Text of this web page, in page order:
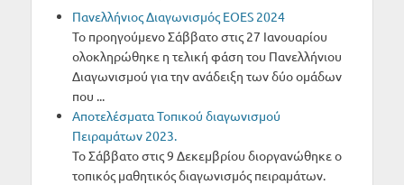
Πανελλήνιος Διαγωνισμός ΕΟΕS 2024
Το προηγούμενο Σάββατο στις 27 Ιανουαρίου
ολοκληρώθηκε η τελική φάση του Πανελλήνιου
Διαγωνισμού για την ανάδειξη των δύο ομάδων
που ...
Αποτελέσματα Τοπικού διαγωνισμού
Πειραμάτων 2023.
Το Σάββατο στις 9 Δεκεμβρίου διοργανώθηκε ο
τοπικός μαθητικός διαγωνισμός πειραμάτων.